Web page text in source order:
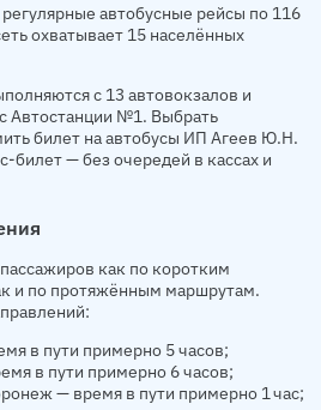
автобусные рейсы по 116
охватывает 15 населённых
с 13 автовокзалов и
Автостанции №1. Выбрать
билет на автобусы ИП Агеев Ю.Н.
билет — без очередей в кассах и
как по коротким
и по протяжённым маршрутам.
в пути примерно 5 часов;
в пути примерно 6 часов;
— время в пути примерно 1 час;